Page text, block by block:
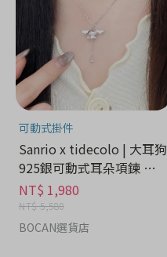
可動式掛件
Sanrio x tidecolo | 大耳狗
925銀可動式耳朵項鍊 禮
盒 - 流行潮牌分期
NT$ 1,980
NT$ 5,580
BOCAN選貨店